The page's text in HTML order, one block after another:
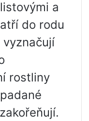
a
do rodu
rostliny